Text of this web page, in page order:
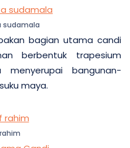
sudamala
bagian utama candi
berbentuk trapesium
bangunan-
maya.